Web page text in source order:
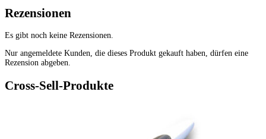
Rezensionen
Es gibt noch keine Rezensionen.
Nur angemeldete Kunden, die dieses Produkt gekauft haben, dürfen eine
Rezension abgeben.
Cross-Sell-Produkte